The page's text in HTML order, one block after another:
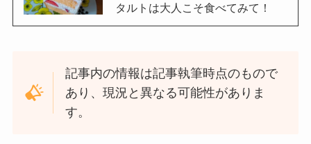
タルトは大人こそ食べてみて！
記事内の情報は記事執筆時点のもので
あり、現況と異なる可能性がありま
す。